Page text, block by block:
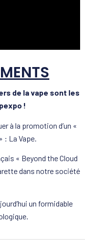
de la vape sont les
!
à la promotion d’un «
: La Vape.
« Beyond the Cloud
dans notre société
un formidable